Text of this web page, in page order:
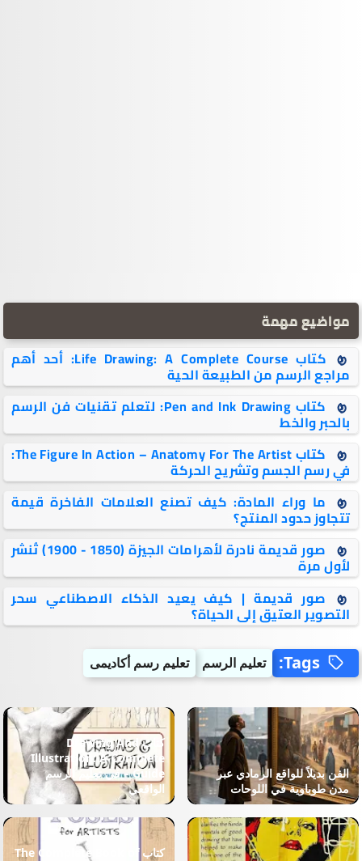
مواضيع مهمة
كتاب Life Drawing: A Complete Course: أحد أهم
مراجع الرسم من الطبيعة الحية
كتاب Pen and Ink Drawing: لتعلم تقنيات فن الرسم
بالحبر والخط
كتاب The Figure In Action – Anatomy For The Artist:
في رسم الجسم وتشريح الحركة
ما وراء المادة: كيف تصنع العلامات الفاخرة قيمة
تتجاوز حدود المنتج؟
صور قديمة نادرة لأهرامات الجيزة (1850 - 1900) تُنشر
لأول مرة
صور قديمة | كيف يعيد الذكاء الاصطناعي سحر
التصوير العتيق إلى الحياة؟
Tags: تعليم الرسم تعليم رسم أكاديمى
الفن بديلاً للواقع الرمادي عبر
مدن طوباوية في اللوحات
كتاب Drawing And
Illustration: A Complete
Guide – في تعليم الرسم
الواقعي
كتاب The Complete Book of